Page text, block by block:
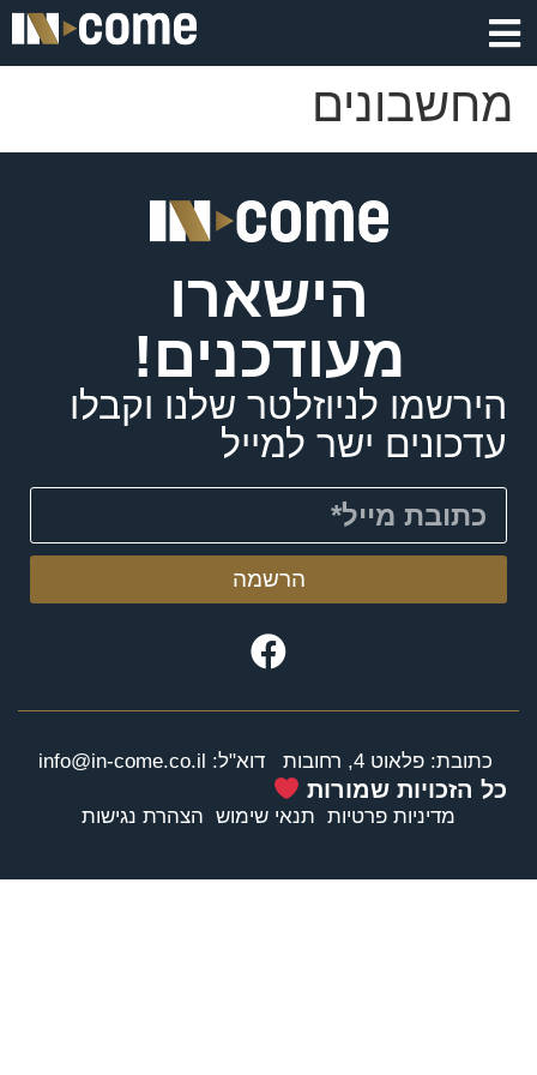
מחשבונים
הישארו
מעודכנים!
הירשמו לניוזלטר שלנו וקבלו
עדכונים ישר למייל
הרשמה
כתובת: פלאוט 4, רחובות דוא"ל: info@in-come.co.il
מדיניות פרטיות תנאי שימוש הצהרת נגישות
כל הזכויות שמורות